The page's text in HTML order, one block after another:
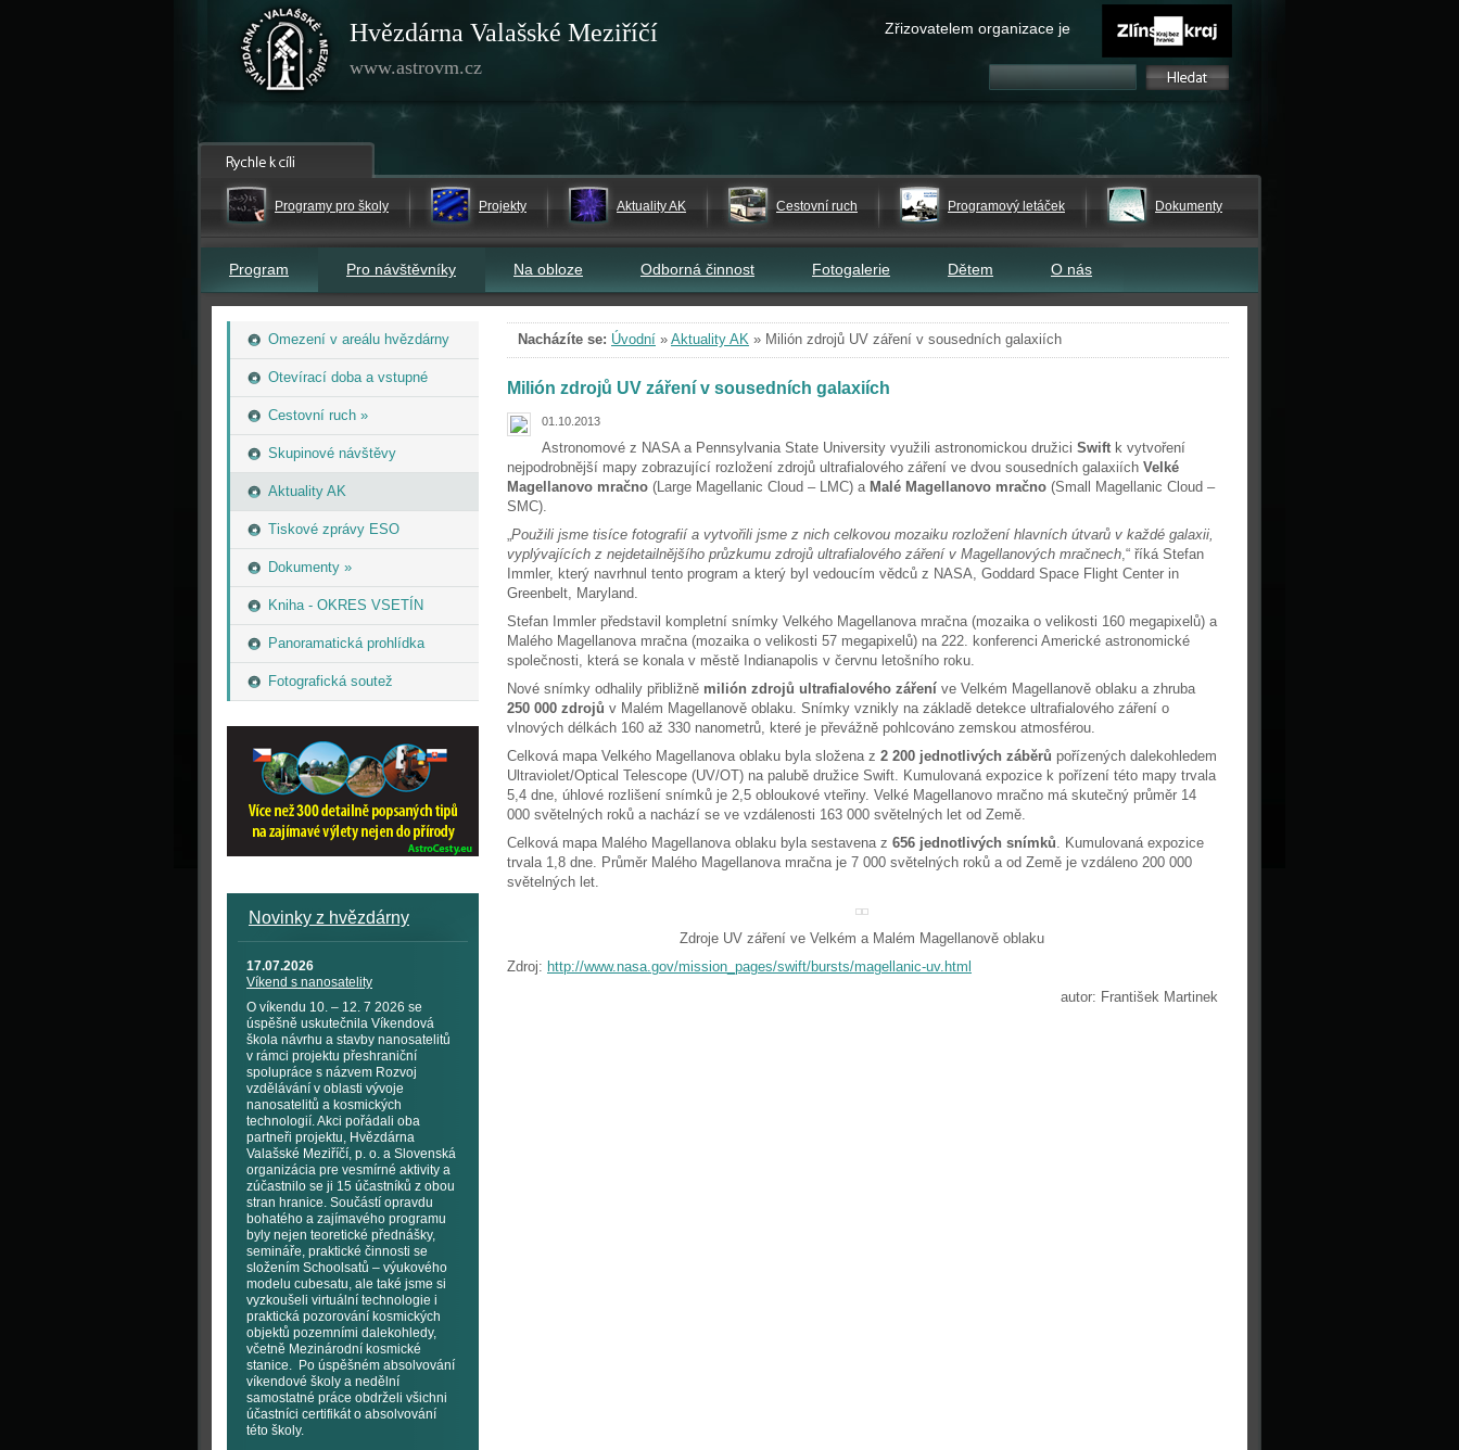
Hvězdárna Valašské Meziříčí
www.astrovm.cz
Zřizovatelem organizace je
Programy pro školy Projekty Aktuality AK Cestovní ruch Programový letáček Dokumenty
Program Pro návštěvníky Na obloze Odborná činnost Fotogalerie Dětem O nás
Omezení v areálu hvězdárny
Otevírací doba a vstupné
Cestovní ruch »
Skupinové návštěvy
Aktuality AK
Tiskové zprávy ESO
Dokumenty »
Kniha - OKRES VSETÍN
Panoramatická prohlídka
Fotografická soutež
Novinky z hvězdárny
17.07.2026
Víkend s nanosatelity
O víkendu 10. – 12. 7 2026 se
úspěšně uskutečnila Víkendová
škola návrhu a stavby nanosatelitů
v rámci projektu přeshraniční
spolupráce s názvem Rozvoj
vzdělávání v oblasti vývoje
nanosatelitů a kosmických
technologií. Akci pořádali oba
partneři projektu, Hvězdárna
Valašské Meziříčí, p. o. a Slovenská
organizácia pre vesmírné aktivity a
zúčastnilo se ji 15 účastníků z obou
stran hranice. Součástí opravdu
bohatého a zajímavého programu
byly nejen teoretické přednášky,
semináře, praktické činnosti se
složením Schoolsatů – výukového
modelu cubesatu, ale také jsme si
vyzkoušeli virtuální technologie i
praktická pozorování kosmických
objektů pozemními dalekohledy,
včetně Mezinárodní kosmické
stanice. Po úspěšném absolvování
víkendové školy a nedělní
samostatné práce obdrželi všichni
účastníci certifikát o absolvování
této školy.
Nacházíte se: Úvodní » Aktuality AK » Milión zdrojů UV záření v sousedních galaxiích
Milión zdrojů UV záření v sousedních galaxiích
01.10.2013
Astronomové z NASA a Pennsylvania State University využili astronomickou družici Swift k vytvoření
nejpodrobnější mapy zobrazující rozložení zdrojů ultrafialového záření ve dvou sousedních galaxiích Velké
Magellanovo mračno (Large Magellanic Cloud – LMC) a Malé Magellanovo mračno (Small Magellanic Cloud –
SMC).
„Použili jsme tisíce fotografií a vytvořili jsme z nich celkovou mozaiku rozložení hlavních útvarů v každé galaxii,
vyplývajících z nejdetailnějšího průzkumu zdrojů ultrafialového záření v Magellanových mračnech,“ říká Stefan
Immler, který navrhnul tento program a který byl vedoucím vědců z NASA, Goddard Space Flight Center in
Greenbelt, Maryland.
Stefan Immler představil kompletní snímky Velkého Magellanova mračna (mozaika o velikosti 160 megapixelů) a
Malého Magellanova mračna (mozaika o velikosti 57 megapixelů) na 222. konferenci Americké astronomické
společnosti, která se konala v městě Indianapolis v červnu letošního roku.
Nové snímky odhalily přibližně milión zdrojů ultrafialového záření ve Velkém Magellanově oblaku a zhruba
250 000 zdrojů v Malém Magellanově oblaku. Snímky vznikly na základě detekce ultrafialového záření o
vlnových délkách 160 až 330 nanometrů, které je převážně pohlcováno zemskou atmosférou.
Celková mapa Velkého Magellanova oblaku byla složena z 2 200 jednotlivých záběrů pořízených dalekohledem
Ultraviolet/Optical Telescope (UV/OT) na palubě družice Swift. Kumulovaná expozice k pořízení této mapy trvala
5,4 dne, úhlové rozlišení snímků je 2,5 obloukové vteřiny. Velké Magellanovo mračno má skutečný průměr 14
000 světelných roků a nachází se ve vzdálenosti 163 000 světelných let od Země.
Celková mapa Malého Magellanova oblaku byla sestavena z 656 jednotlivých snímků. Kumulovaná expozice
trvala 1,8 dne. Průměr Malého Magellanova mračna je 7 000 světelných roků a od Země je vzdáleno 200 000
světelných let.
Zdroje UV záření ve Velkém a Malém Magellanově oblaku
Zdroj: http://www.nasa.gov/mission_pages/swift/bursts/magellanic-uv.html
autor: František Martinek